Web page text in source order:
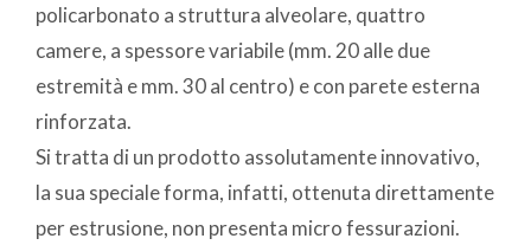
policarbonato a struttura alveolare, quattro
camere, a spessore variabile (mm. 20 alle due
estremità e mm. 30 al centro) e con parete esterna
rinforzata.
Si tratta di un prodotto assolutamente innovativo,
la sua speciale forma, infatti, ottenuta direttamente
per estrusione, non presenta micro fessurazioni.